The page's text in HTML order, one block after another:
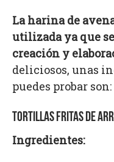
La harina de
utilizada ya que
creación y
deliciosos, unas
puedes probar son:
TORTILLAS FRITAS DE
Ingredientes: